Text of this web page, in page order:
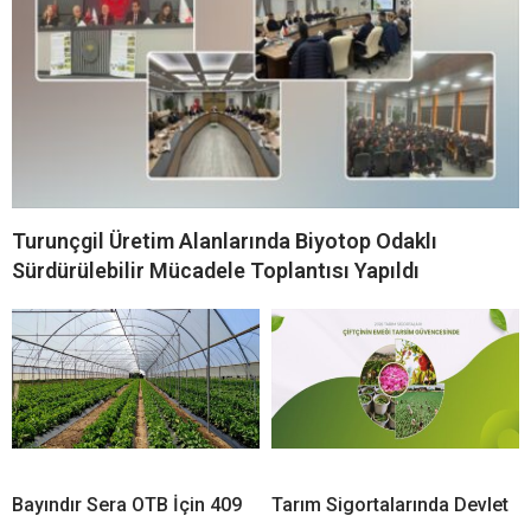
Turunçgil Üretim Alanlarında Biyotop Odaklı
Sürdürülebilir Mücadele Toplantısı Yapıldı
Bayındır Sera OTB İçin 409
Tarım Sigortalarında Devlet